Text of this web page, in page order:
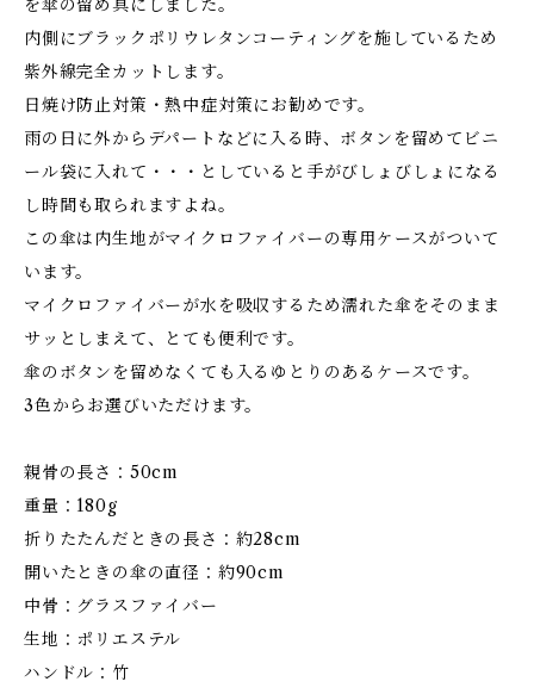
を傘の留め具にしました。
内側にブラックポリウレタンコーティングを施しているため
紫外線完全カットします。
日焼け防止対策・熱中症対策にお勧めです。
雨の日に外からデパートなどに入る時、ボタンを留めてビニ
ール袋に入れて・・・としていると手がびしょびしょになる
し時間も取られますよね。
この傘は内生地がマイクロファイバーの専用ケースがついて
います。
マイクロファイバーが水を吸収するため濡れた傘をそのまま
サッとしまえて、とても便利です。
傘のボタンを留めなくても入るゆとりのあるケースです。
3色からお選びいただけます。
親骨の長さ：50cm
重量：180g
折りたたんだときの長さ：約28cm
開いたときの傘の直径：約90cm
中骨：グラスファイバー
生地：ポリエステル
ハンドル：竹